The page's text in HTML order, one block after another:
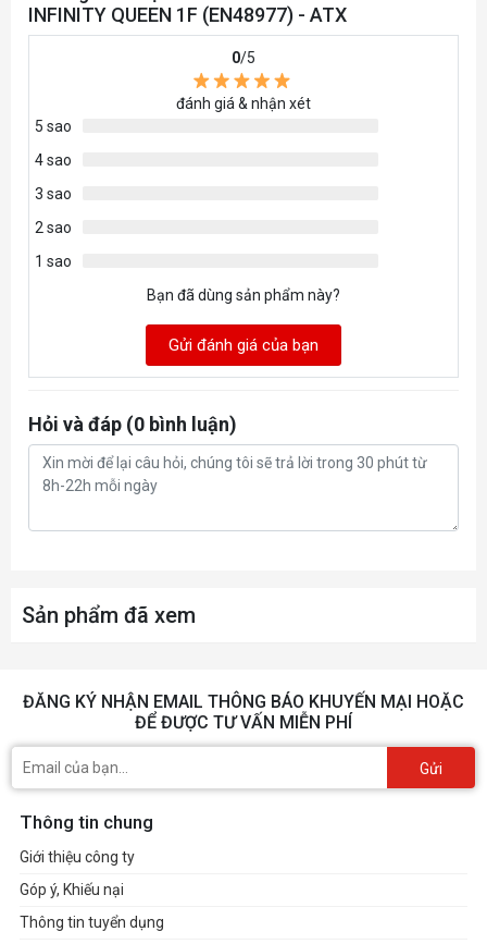
INFINITY QUEEN 1F (EN48977) - ATX
0/5
đánh giá & nhận xét
5 sao
4 sao
3 sao
2 sao
1 sao
Bạn đã dùng sản phẩm này?
Gửi đánh giá của bạn
Hỏi và đáp (0 bình luận)
Sản phẩm đã xem
ĐĂNG KÝ NHẬN EMAIL THÔNG BÁO KHUYẾN MẠI HOẶC
ĐỂ ĐƯỢC TƯ VẤN MIỄN PHÍ
Gửi
Thông tin chung
Giới thiệu công ty
Góp ý, Khiếu nại
Thông tin tuyển dụng